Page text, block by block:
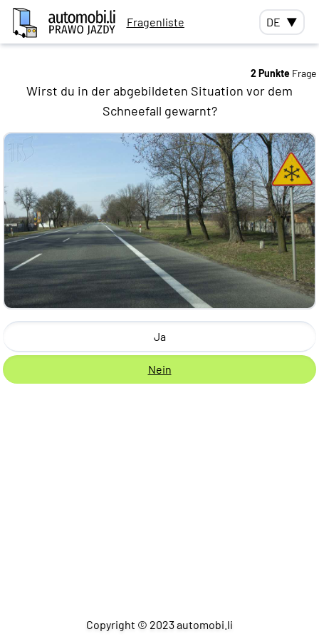
Fragenliste DE ▼
2 Punkte Frage
Wirst du in der abgebildeten Situation vor dem
Schneefall gewarnt?
Ja
Nein
Copyright © 2023 automobi.li